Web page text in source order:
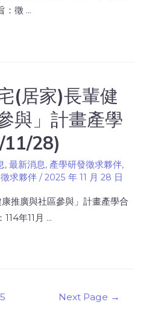
：徵 …
(居家)長輩健
與」計畫產學
11/28)
, 最新消息, 產學研發徵求夥伴,
求夥伴 /2025 年 11 月 28 日
推廣與社區參與」計畫產學合
114年11月 …
5 Next Page →